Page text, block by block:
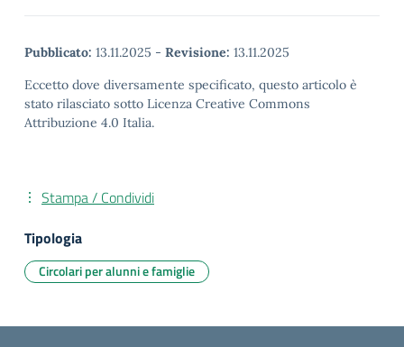
Pubblicato: 13.11.2025 - Revisione: 13.11.2025
Eccetto dove diversamente specificato, questo articolo è
stato rilasciato sotto Licenza Creative Commons
Attribuzione 4.0 Italia.
Stampa / Condividi
Tipologia
Circolari per alunni e famiglie